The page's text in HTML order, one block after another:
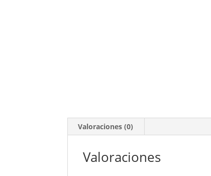
Valoraciones (0)
Valoraciones